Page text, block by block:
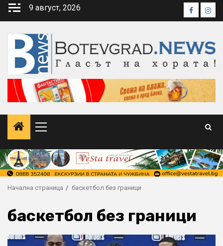
Skip
9 август, 2026 Facebook
Primary
Начална страница баскетбол без граници
баскетбол без граници